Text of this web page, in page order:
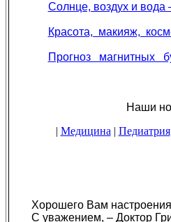
Солнце, воздух и вода
Красота, макияж,
Прогноз магнитных
Наши новостные
| Медицина | Педиатрия
Хорошего Вам
С уважением, – Доктор